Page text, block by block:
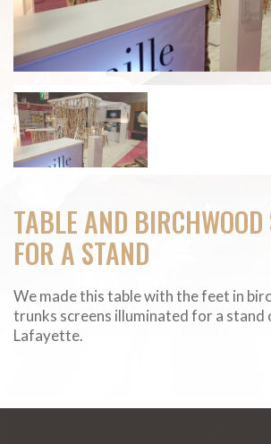
TABLE AND BIRCHWOOD
FOR A STAND
We made this table with the feet in
trunks screens illuminated for a stand
Lafayette.